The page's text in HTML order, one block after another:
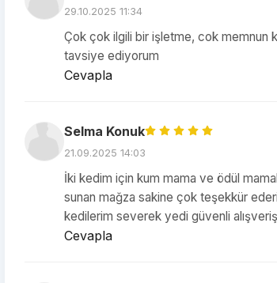
29.10.2025 11:34
Çok çok ilgili bir işletme, cok memnun
tavsiye ediyorum
Cevapla
Selma Konuk
21.09.2025 14:03
İki kedim için kum mama ve ödül
sunan mağza sakine çok teşekkür
kedilerim severek yedi güvenli
Cevapla